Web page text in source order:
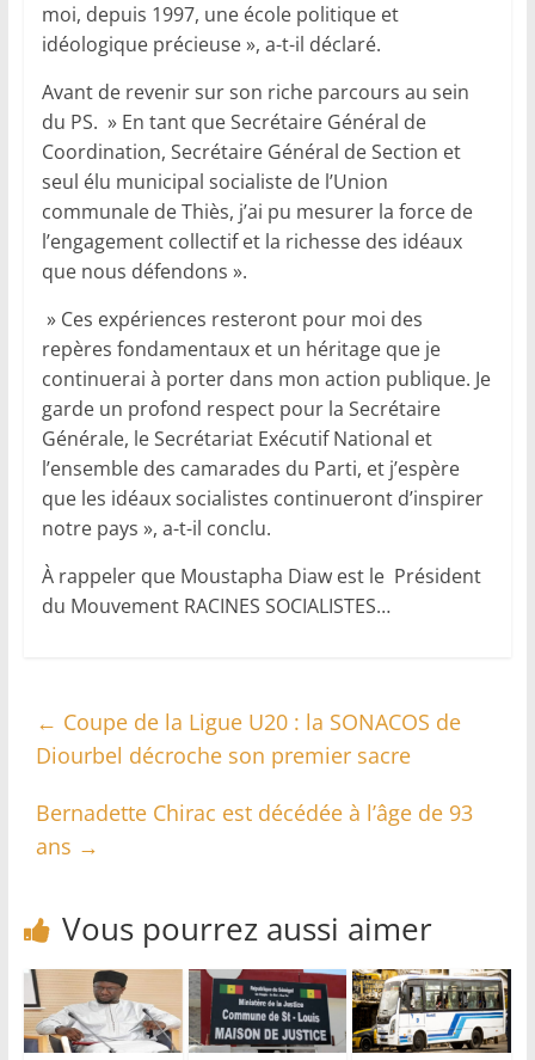
moi, depuis 1997, une école politique et
idéologique précieuse », a-t-il déclaré.
Avant de revenir sur son riche parcours au sein
du PS. » En tant que Secrétaire Général de
Coordination, Secrétaire Général de Section et
seul élu municipal socialiste de l’Union
communale de Thiès, j’ai pu mesurer la force de
l’engagement collectif et la richesse des idéaux
que nous défendons ».
» Ces expériences resteront pour moi des
repères fondamentaux et un héritage que je
continuerai à porter dans mon action publique. Je
garde un profond respect pour la Secrétaire
Générale, le Secrétariat Exécutif National et
l’ensemble des camarades du Parti, et j’espère
que les idéaux socialistes continueront d’inspirer
notre pays », a-t-il conclu.
À rappeler que Moustapha Diaw est le Président
du Mouvement RACINES SOCIALISTES…
← Coupe de la Ligue U20 : la SONACOS de
Diourbel décroche son premier sacre
Bernadette Chirac est décédée à l’âge de 93
ans →
Vous pourrez aussi aimer